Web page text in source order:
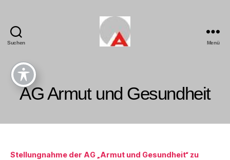
Suchen Menü
AG Armut und Gesundheit
Stellungnahme der AG „Armut und Gesundheit“ zu